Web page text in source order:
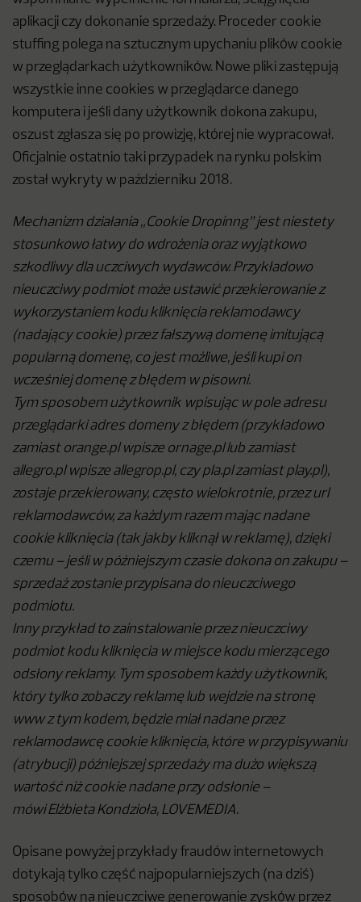
aplikacji czy dokonanie sprzedaży. Proceder cookie
stuffing polega na sztucznym upychaniu plików cookie
w przeglądarkach użytkowników. Nowe pliki zastępują
wszystkie inne cookies w przeglądarce danego
komputera i jeśli dany użytkownik dokona zakupu,
oszust zgłasza się po prowizję, której nie wypracował.
Oficjalnie ostatnio taki przypadek na rynku polskim
został wykryty w październiku 2018.
Mechanizm działania „Cookie Dropinng” jest niestety
stosunkowo łatwy do wdrożenia oraz wyjątkowo
szkodliwy dla uczciwych wydawców. Przykładowo
nieuczciwy podmiot może ustawić przekierowanie z
wykorzystaniem kodu kliknięcia reklamodawcy
(nadający cookie) przez fałszywą domenę imitującą
popularną domenę, co jest możliwe, jeśli kupi on
wcześniej domenę z błędem w pisowni.
Tym sposobem użytkownik wpisując w pole adresu
przeglądarki adres domeny z błędem (przykładowo
zamiast orange.pl wpisze ornage.pl lub zamiast
allegro.pl wpisze allegrop.pl, czy pla.pl zamiast play.pl),
zostaje przekierowany, często wielokrotnie, przez url
reklamodawców, za każdym razem mając nadane
cookie kliknięcia (tak jakby kliknął w reklamę), dzięki
czemu – jeśli w późniejszym czasie dokona on zakupu –
sprzedaż zostanie przypisana do nieuczciwego
podmiotu.
Inny przykład to zainstalowanie przez nieuczciwy
podmiot kodu kliknięcia w miejsce kodu mierzącego
odsłony reklamy. Tym sposobem każdy użytkownik,
który tylko zobaczy reklamę lub wejdzie na stronę
www z tym kodem, będzie miał nadane przez
reklamodawcę cookie kliknięcia, które w przypisywaniu
(atrybucji) późniejszej sprzedaży ma dużo większą
wartość niż cookie nadane przy odsłonie –
mówi Elżbieta Kondzioła, LOVEMEDIA.
Opisane powyżej przykłady fraudów internetowych
dotykają tylko część najpopularniejszych (na dziś)
sposobów na nieuczciwe generowanie zysków przez